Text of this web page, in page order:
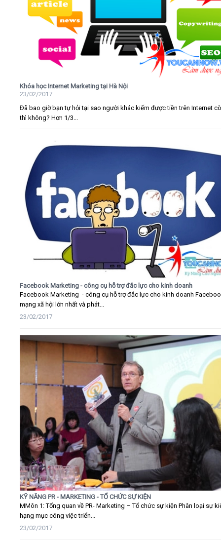
Khóa học Internet Marketing tại Hà Nội
23/02/2017
Đã bao giờ bạn tự hỏi tại sao người khác kiếm được tiền trên Internet
thì không? Hơn 1/3...
Facebook Marketing - công cụ hỗ trợ đắc lực cho kinh doanh
Facebook Marketing - công cụ hỗ trợ đắc lực cho kinh doanh
mạng xã hội lớn nhất và phát...
23/02/2017
KỸ NĂNG PR - MARKETING - TỔ CHỨC SỰ KIỆN
MMôn 1: Tổng quan về PR- Marketing – Tổ chức sự kiện Phân loại sự
hạng mục công việc triển...
23/02/2017